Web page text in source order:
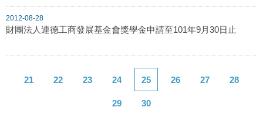
2012-08-28
財團法人連德工商發展基金會獎學金申請至101年9月30日止
21 22 23 24 25 26 27 28
29 30